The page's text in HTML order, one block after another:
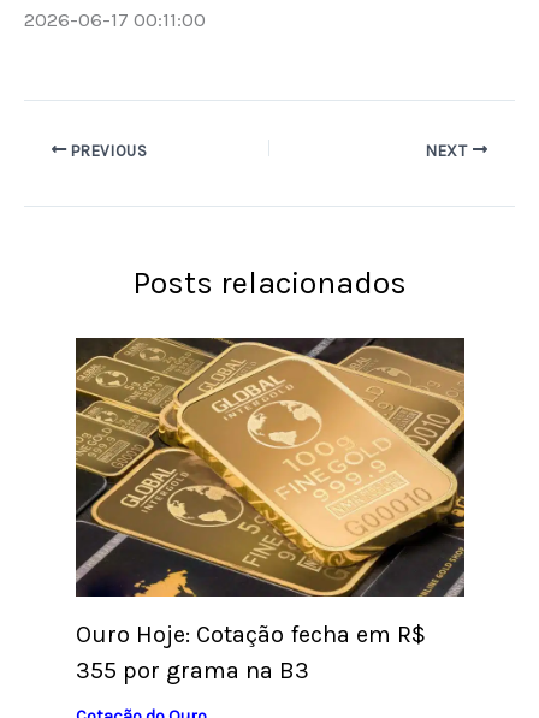
2026-06-17 00:11:00
PREVIOUS NEXT
Posts relacionados
Ouro Hoje: Cotação fecha em R$
355 por grama na B3